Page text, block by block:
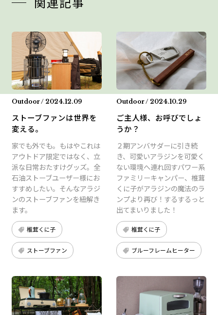
Outdoor / 2024.12.09
ストーブファンは世界を
変える。
家でも外でも。もはやこれは
アウトドア限定ではなく、立
派な日常おたすけグッズ。全
石油ストーブユーザー様にお
すすめしたい。そんなアラジ
ンのストーブファンを紐解き
ます。
椎茸くに子
ストーブファン
Outdoor / 2024.10.29
ご主人様、お呼びでしょ
うか？
２期アンバサダーに引き続
き、可愛いアラジンを可愛く
ない環境へ連れ回すパワー系
ファミリーキャンパー、椎茸
くに子がアラジンの魔法のラ
ンプより再び！するするっと
出てまいりました！
椎茸くに子
ブルーフレームヒーター